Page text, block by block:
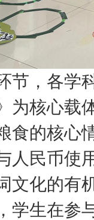
，各学科
为核心载
食的核心
人民币使
文化的有
学生在参